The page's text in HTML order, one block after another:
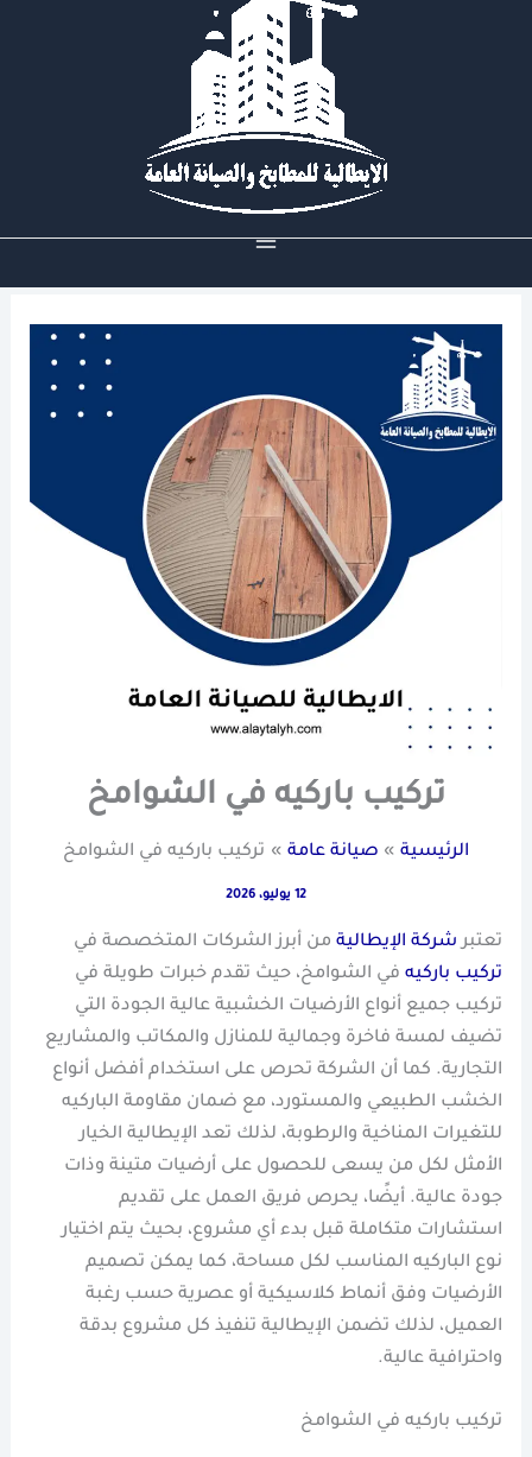
تركيب باركيه في الشوامخ
الرئيسية صيانة عامة تركيب باركيه في الشوامخ
12 يوليو، 2026
تعتبرشركة الإيطالية من أبرز الشركات المتخصصة في
تركيب باركيه في الشوامخ، حيث تقدم خبرات طويلة في
تركيب جميع أنواع الأرضيات الخشبية عالية الجودة التي
تضيف لمسة فاخرة وجمالية للمنازل والمكاتب والمشاريع
التجارية. كما أن الشركة تحرص على استخدام أفضل أنواع
الخشب الطبيعي والمستورد، مع ضمان مقاومة الباركيه
للتغيرات المناخية والرطوبة، لذلك تعد الإيطالية الخيار
الأمثل لكل من يسعى للحصول على أرضيات متينة وذات
جودة عالية. أيضًا، يحرص فريق العمل على تقديم
استشارات متكاملة قبل بدء أي مشروع، بحيث يتم اختيار
نوع الباركيه المناسب لكل مساحة، كما يمكن تصميم
الأرضيات وفق أنماط كلاسيكية أو عصرية حسب رغبة
العميل، لذلك تضمن الإيطالية تنفيذ كل مشروع بدقة
واحترافية عالية.
تركيب باركيه في الشوامخ